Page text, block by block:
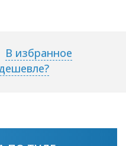
В избранное